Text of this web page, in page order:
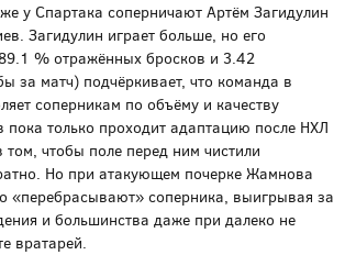
у Спартака соперничают Артём Загидулин
Загидулин играет больше, но его
% отражённых бросков и 3.42
за матч) подчёркивает, что команда в
соперникам по объёму и качеству
пока только проходит адаптацию после НХЛ
том, чтобы поле перед ним чистили
Но при атакующем почерке Жамнова
«перебрасывают» соперника, выигрывая за
и большинства даже при далеко не
вратарей.